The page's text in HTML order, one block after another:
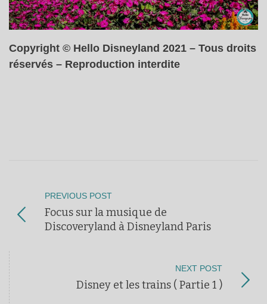
Copyright © Hello Disneyland 2021 – Tous droits
réservés – Reproduction interdite
PREVIOUS POST
Focus sur la musique de
Discoveryland à Disneyland Paris
NEXT POST
Disney et les trains ( Partie 1 )